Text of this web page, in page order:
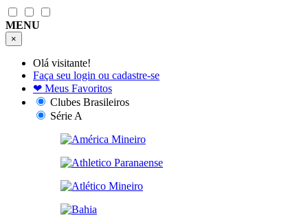
MENU
×
Olá visitante!
Faça seu login ou cadastre-se
❤ Meus Favoritos
Clubes Brasileiros
Série A